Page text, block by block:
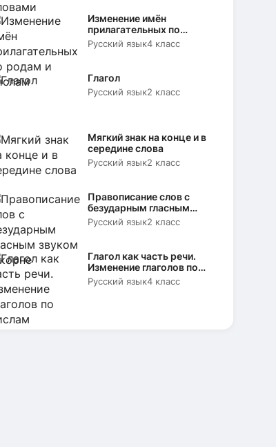
Изменение имён
прилагательных по
родам и числам
Русский язык4 класс
Глагол
Русский язык2 класс
Мягкий знак на конце и в
середине слова
Русский язык2 класс
Правописание слов с
безударным гласным
звуком в корне
Русский язык2 класс
Глагол как часть речи.
Изменение глаголов по
числам
Русский язык4 класс